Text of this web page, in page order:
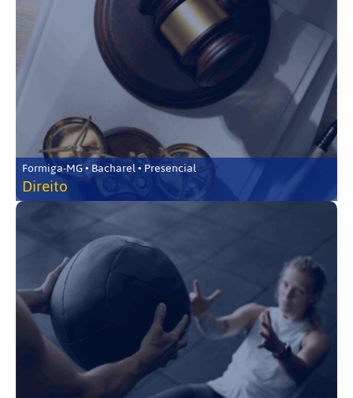
Formiga-MG • Bacharel • Presencial
Direito